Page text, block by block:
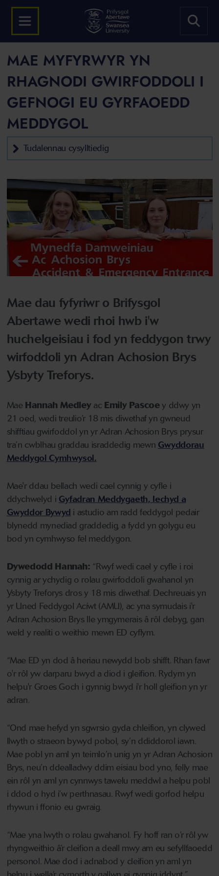
MAE MYFYRWYR YN
RHAGNODI GWIRFODDOLI I
GEFNOGI EU GYRFAOEDD
MEDDYGOL
Tudalennau cysylltiedig
Mae dau fyfyriwr o Brifysgol
Abertawe wedi rhoi hwb i'w
huchelgeisiau i fod yn feddygon trwy
wirfoddoli yn Adran Achosion Brys
Ysbyty Treforys.
Mae Hannah Medleyac Emily Pascoey ddwy yn
21 oed, wedi treulio’r 18 mis diwethaf yn gwneud
shifftiau gwirfoddol yn yr Adran Achosion Brys prysur
tra’n cwblhau graddau israddedig mewn Gwyddorau
Meddygol Cymhwysol.
Mae'r ddau bellach wedi cael cynnig y cyfle i
ddychwelyd i Gyfadran Meddygaeth, Iechyd a
Gwyddor Bywyd i astudio am radd feddygol pedair
blynedd mynediad graddedig, a fydd yn golygu eu
bod yn cymhwyso fel meddygon.
Dywedodd Hannah: “Rwyf wedi cael y cyfle i roi
cynnig ar ychydig o rolau gwirfoddoli gwahanol yn
Ysbyty Treforys dros y 18 mis diwethaf. Dechreuais yn
yr Uned Feddygol Acíwt (AMU), ac yna symudais i'r
Adran Achosion Brys lle ymgymerais â rôl debyg, gan
weld y realiti o weithio mewn ED cyflym.
“Mae ED yn dod â heriau newydd bob shifft. Rhan fawr
o'r rôl yw darparu bwyd a diod i gleifion. Rydym yn
helpu'r Groes Goch i gynnig bwyd i'r holl gleifion yn yr
adran.
“Ond mae hefyd yn sgwrsio gyda chleifion, yn clywed
llwyth o straeon bywyd pobol, sy’n ddiddorol iawn.
Mae pobl yn aml yn teimlo’n unig yn yr Adran Achosion
Brys, neu’n ddealladwy ddim eisiau bod yno, felly mae
ein rôl yn aml yn cynnwys tawelu meddwl a helpu pobl
i ddod o hyd i’w perthnasau. Rwyf wedi gorfod helpu
rhywun i ffonio eu gwraig.
“Mae yna lwyth o rolau gwahanol. Fy hoff ran o’r rôl yw
rhyngweithio â’r cleifion a deall mwy am eu sefyllfaoedd
personol. Mae dod i adnabod y cleifion yn aml yn